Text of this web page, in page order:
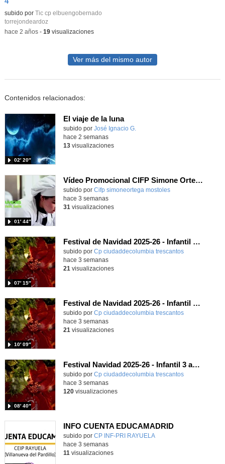
Contenido educativo.
subido por Tic cp elbuengobernado
torrejondeardoz
-hace 2 años- 19visualizaciones
Ver más del mismo autor
Contenidos relacionados:
El viaje de la luna
Contenido educativo.
subido por José Ignacio G.
02′ 20″
hace 2 semanas
13visualizaciones
Vídeo Promocional CIFP Simone Ortega
Contenido educativo.
subido por Cifp simoneortega mostoles
01′ 44″
-
hace 3 semanas
31 visualizaciones
Festival de Navidad 2025-26 - Infantil 5 años
subido por Cp ciudaddecolumbia trescantos
07′ 15″
-
hace 3 semanas
21 visualizaciones
Festival de Navidad 2025-26 - Infantil 4 años
subido por Cp ciudaddecolumbia trescantos
10′ 09″
-
hace 3 semanas
21 visualizaciones
Festival Navidad 2025-26 - Infantil 3 años
subido por Cp ciudaddecolumbia trescantos
08′ 40″
-
hace 3 semanas
120visualizaciones
INFO CUENTA EDUCAMADRID
subido por CP INF-PRI RAYUELA-
hace 3 semanas
11 visualizaciones